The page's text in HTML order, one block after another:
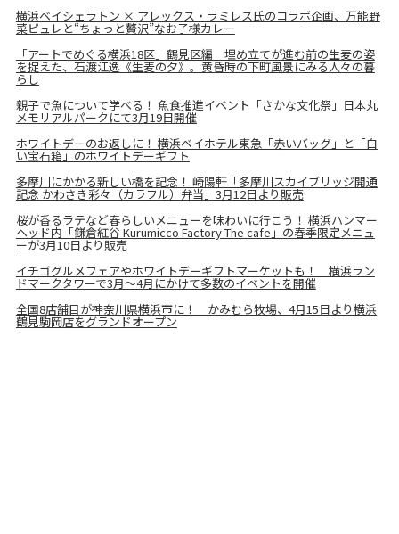
横浜ベイシェラトン × アレックス・ラミレス氏のコラボ企画、万能野
菜ピュレと“ちょっと贅沢”なお子様カレー
「アートでめぐる横浜18区」鶴見区編 埋め立てが進む前の生麦の姿
を捉えた、石渡江逸《生麦の夕》。黄昏時の下町風景にみる人々の暮
らし
親子で魚について学べる！ 魚食推進イベント「さかな文化祭」日本丸
メモリアルパークにて3月19日開催
ホワイトデーのお返しに！ 横浜ベイホテル東急「赤いバッグ」と「白
い宝石箱」のホワイトデーギフト
多摩川にかかる新しい橋を記念！ 崎陽軒「多摩川スカイブリッジ開通
記念 かわさき彩々（カラフル）弁当」3月12日より販売
桜が香るラテなど春らしいメニューを味わいに行こう！ 横浜ハンマー
ヘッド内「鎌倉紅谷 Kurumicco Factory The cafe」の春季限定メニュ
ーが3月10日より販売
イチゴグルメフェアやホワイトデーギフトマーケットも！ 横浜ラン
ドマークタワーで3月～4月にかけて多数のイベントを開催
全国8店舗目が神奈川県横浜市に！ かみむら牧場、4月15日より横浜
鶴見駒岡店をグランドオープン